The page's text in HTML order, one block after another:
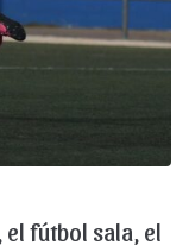
el fútbol sala, el